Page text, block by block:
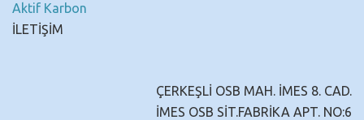
Aktif Karbon
İLETİŞİM
ÇERKEŞLİ OSB MAH. İMES 8. CAD.
İMES OSB SİT.FABRİKA APT. NO:6